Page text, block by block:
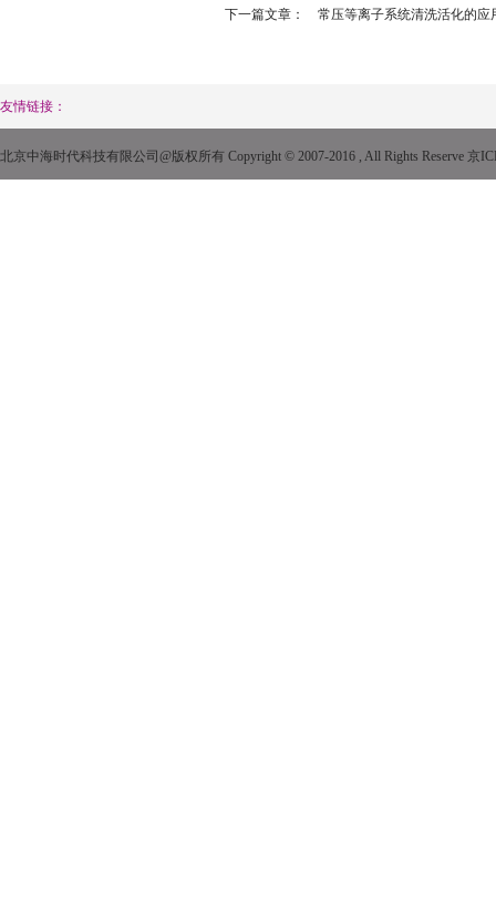
下一篇文章：
常压等离子系统清洗活化的应
友情链接：
北京中海时代科技有限公司@版权所有 Copyright © 2007-2016 , All Rights Reserve 京